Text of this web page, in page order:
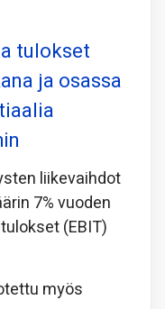
tulokset
ja osassa
liikevaihdot
7% vuoden
(EBIT)
myös